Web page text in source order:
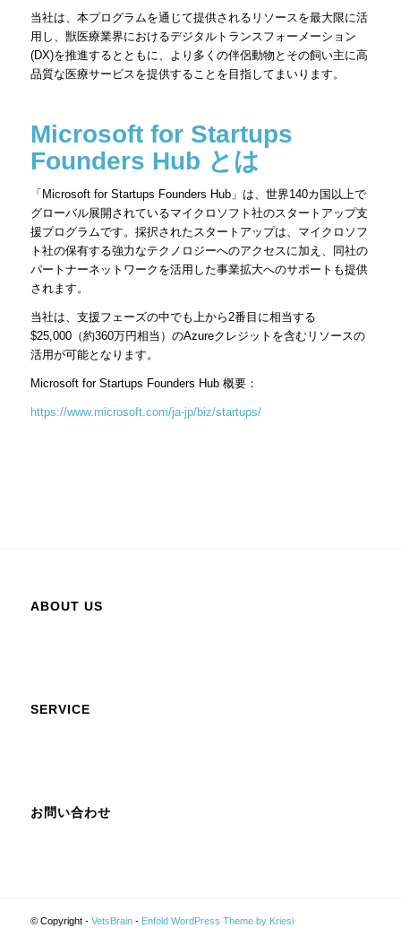
当社は、本プログラムを通じて提供されるリソースを最大限に活
用し、獣医療業界におけるデジタルトランスフォーメーション
(DX)を推進するとともに、より多くの伴侶動物とその飼い主に高
品質な医療サービスを提供することを目指してまいります。​
Microsoft for Startups
Founders Hub とは
「Microsoft for Startups Founders Hub」は、世界140カ国以上で
グローバル展開されているマイクロソフト社のスタートアップ支
援プログラムです。採択されたスタートアップは、マイクロソフ
ト社の保有する強力なテクノロジーへのアクセスに加え、同社の
パートナーネットワークを活用した事業拡大へのサポートも提供
されます。
当社は、支援フェーズの中でも上から2番目に相当する
$25,000（約360万円相当）のAzureクレジットを含むリソースの
活用が可能となります。
Microsoft for Startups Founders Hub 概要：
https://www.microsoft.com/ja-jp/biz/startups/
ABOUT US
SERVICE
お問い合わせ
© Copyright - VetsBrain- Enfold WordPress Theme by Kriesi